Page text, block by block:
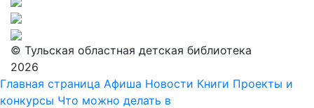
© Тульская областная детская библиотека
2026
Главная страница Афиша Новости Книги Проекты и
конкурсы Что можно делать в